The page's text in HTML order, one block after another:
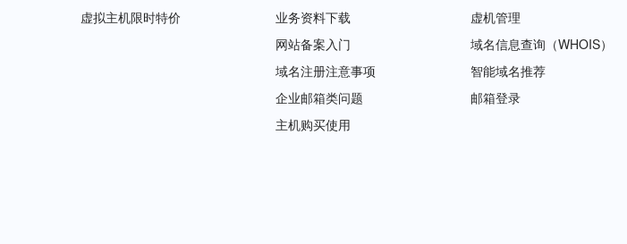
虚拟主机限时特价
业务资料下载
网站备案入门
域名注册注意事项
企业邮箱类问题
主机购买使用
虚机管理
域名信息查询（WHOIS）
智能域名推荐
邮箱登录